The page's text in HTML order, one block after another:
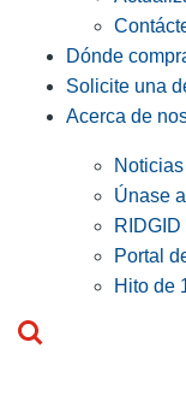
Dónde
Solicite una
Acerca de
Noticias
Únase
RIDGID
Portal
Hito de